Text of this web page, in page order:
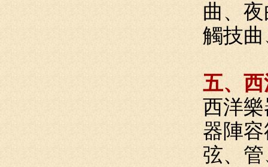
曲、
觸技
五、
西洋
器陣
弦、